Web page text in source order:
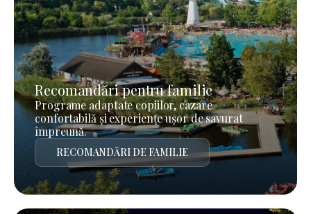
Recomandări pentru familie
Programe adaptate copiilor, cazare
confortabilă și experiențe ușor de savurat
împreună.
RECOMANDĂRI DE FAMILIE